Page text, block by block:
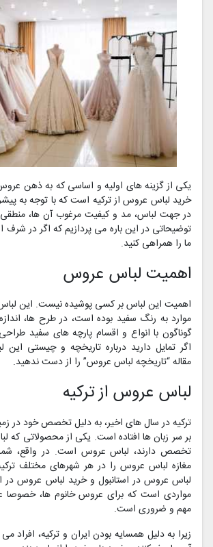
یکی از گزینه های اولیه و اساسی که به ذهن
خرید لباس عروس از ترکیه است که با توجه به
در جهت لباس، مد و کیفیت مرغوب آن ها،
توضیحاتی در این باره می پردازیم که اگر در شرف
ما را همراهی کنید.
اهمیت لباس عروس
اهمیت این لباس بر کسی پوشیده نیست. این
موارد به رنگ سفید بوده است، در طرح ها،
گوناگون با انواع و اقسام پارچه های سفید
اگر تمایل دارید درباره تاریخچه و چیستی این
مقاله “تاریخچه لباس عروس” را از دست ندهید.
لباس عروس از ترکیه
ترکیه در سال های اخیر، به دلیل تخصص خود در
بر سر زبان ها افتاده است. یکی از محصولاتی که
تخصص دارند، لباس عروس است. در واقع،
مغازه لباس عروس را در هر شهرهای مختلف
لباس عروس در استانبول و خرید لباس عروس در
مواردی است که برای عروس خانوم ها، خصوصا
مهم و ضروری است.
زیرا به دلیل همسایه بودن ایران و ترکیه، افراد